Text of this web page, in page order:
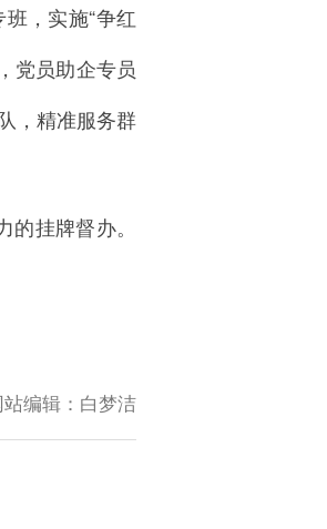
，实施“争红
党员助企专员
，精准服务群
挂牌督办。
站编辑： 白梦洁